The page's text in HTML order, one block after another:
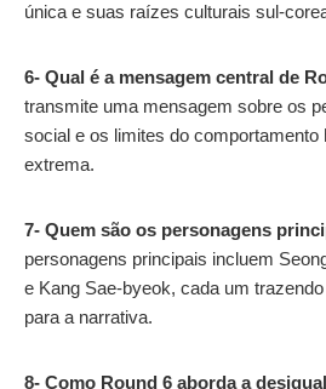
única e suas raízes culturais sul-
6- Qual é a mensagem central de
transmite uma mensagem sobre os
social e os limites do comportamento
extrema.
7- Quem são os personagens
personagens principais incluem
e Kang Sae-byeok, cada um
para a narrativa.
8- Como Round 6 aborda a